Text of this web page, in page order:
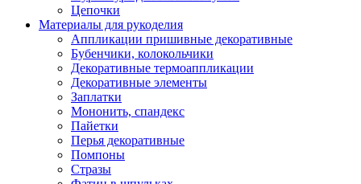
Цепочки
Материалы для рукоделия
Аппликации пришивные декоративные
Бубенчики, колокольчики
Декоративные термоаппликации
Декоративные элементы
Заплатки
Мононить, спандекс
Пайетки
Перья декоративные
Помпоны
Стразы